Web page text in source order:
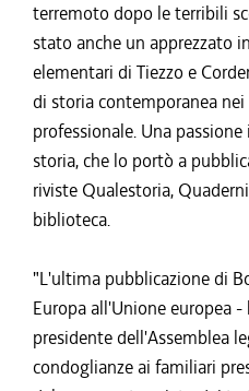
terremoto dopo le terribili
stato anche un apprezzato
elementari di Tiezzo e
di storia contemporanea
professionale. Una
storia, che lo portò a
riviste Qualestoria,
biblioteca.
"L'ultima pubblicazione di
Europa all'Unione europea
presidente dell'Assemblea
condoglianze ai familiari